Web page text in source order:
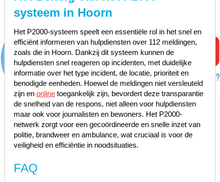
systeem in Hoorn
Het P2000-systeem speelt een essentiële rol in het snel en
efficiënt informeren van hulpdiensten over 112 meldingen,
zoals die in Hoorn. Dankzij dit systeem kunnen de
hulpdiensten snel reageren op incidenten, met duidelijke
informatie over het type incident, de locatie, prioriteit en
benodigde eenheden. Hoewel de meldingen niet versleuteld
zijn en onlinetoegankelijk zijn, bevordert deze transparantie
de snelheid van de respons, niet alleen voor hulpdiensten
maar ook voor journalisten en bewoners. Het P2000-
netwerk zorgt voor een gecoördineerde en snelle inzet van
politie, brandweer en ambulance, wat cruciaal is voor de
veiligheid en efficiëntie in noodsituaties.
FAQ